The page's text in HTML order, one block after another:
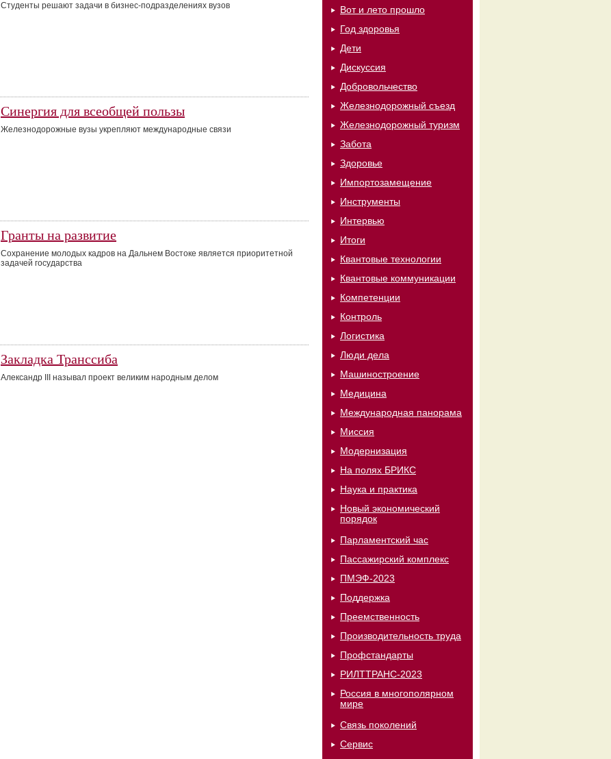
Студенты решают задачи в бизнес-подразделениях вузов
Синергия для всеобщей пользы
Железнодорожные вузы укрепляют международные связи
Гранты на развитие
Сохранение молодых кадров на Дальнем Востоке является приоритетной
задачей государства
Закладка Транссиба
Александр III называл проект великим народным делом
Вот и лето прошло
Год здоровья
Дети
Дискуссия
Добровольчество
Железнодорожный съезд
Железнодорожный туризм
Забота
Здоровье
Импортозамещение
Инструменты
Интервью
Итоги
Квантовые технологии
Квантовые коммуникации
Компетенции
Контроль
Логистика
Люди дела
Машиностроение
Медицина
Международная панорама
Миссия
Модернизация
На полях БРИКС
Наука и практика
Новый экономический
порядок
Парламентский час
Пассажирский комплекс
ПМЭФ-2023
Поддержка
Преемственность
Производительность труда
Профстандарты
РИЛТТРАНС-2023
Россия в многополярном
мире
Связь поколений
Сервис